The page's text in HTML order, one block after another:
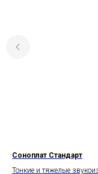
Соноплат Стандарт
Тонкие и тяжелые